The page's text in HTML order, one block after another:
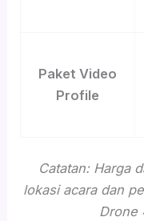
Paket Video
Profile
Catatan: Harga
lokasi acara dan
Drone